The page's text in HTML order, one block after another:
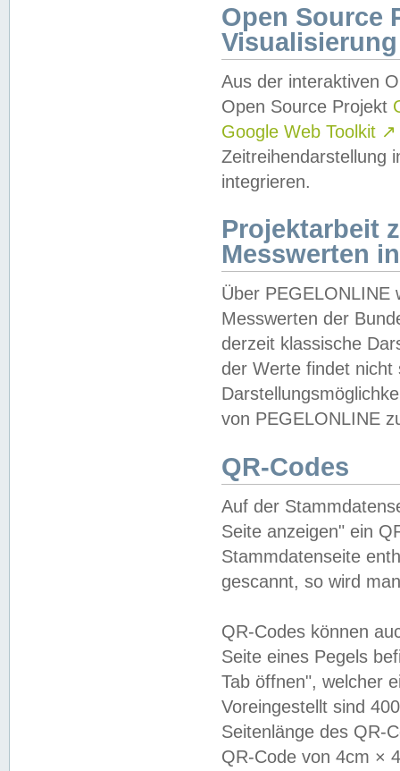
Open Source
Visualisierung
Aus der interaktiven
Open Source Projekt
Google Web Toolkit ↗
Zeitreihendarstellung
integrieren.
Projektarbeit
Messwerten
Über PEGELONLINE
Messwerten der
derzeit klassische
der Werte findet
von PEGELONLINE
QR-Codes
Auf der
Seite anzeigen" ein
Stammdatenseite
gescannt, so wird
QR-Codes können
Seite eines Pegels
Tab öffnen", welcher
Voreingestellt sind
Seitenlänge des QR-
QR-Code von 4cm ×